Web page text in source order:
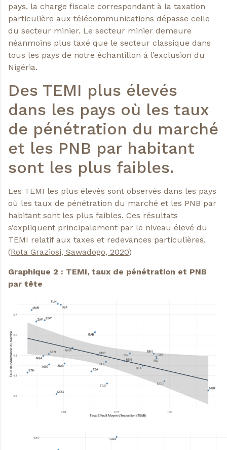
pays, la charge fiscale correspondant à la taxation
particulière aux télécommunications dépasse celle
du secteur minier. Le secteur minier demeure
néanmoins plus taxé que le secteur classique dans
tous les pays de notre échantillon à l’exclusion du
Nigéria.
Des TEMI plus élevés
dans les pays où les taux
de pénétration du marché
et les PNB par habitant
sont les plus faibles.
Les TEMI les plus élevés sont observés dans les pays
où les taux de pénétration du marché et les PNB par
habitant sont les plus faibles. Ces résultats
s’expliquent principalement par le niveau élevé du
TEMI relatif aux taxes et redevances particulières.
(Rota Graziosi, Sawadogo, 2020)
Graphique 2 : TEMI, taux de pénétration et PNB
par tête